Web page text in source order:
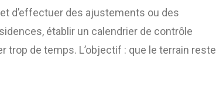
d’effectuer des ajustements ou des
établir un calendrier de contrôle
de temps. L’objectif : que le terrain reste